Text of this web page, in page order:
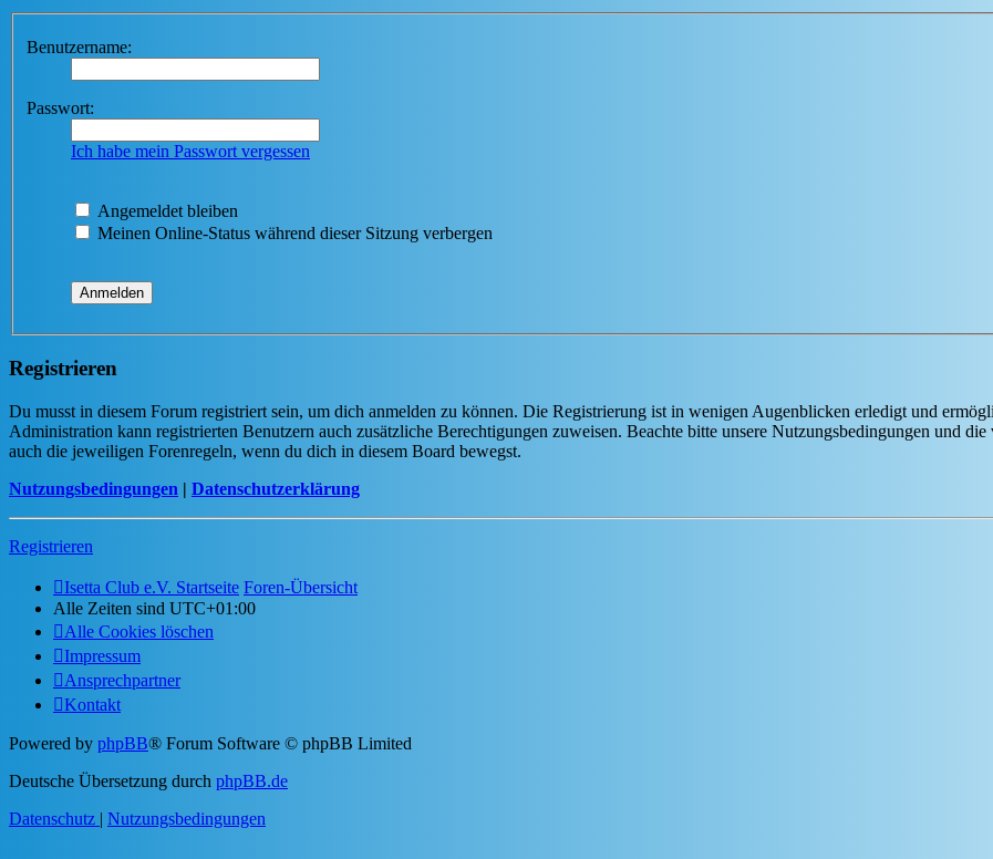
Benutzername:
Passwort:
Ich habe mein Passwort vergessen
Angemeldet bleiben
Meinen Online-Status während dieser Sitzung verbergen
Registrieren
Du musst in diesem Forum registriert sein, um dich anmelden zu können. Die Registrierung ist in wenigen Augenblicken erledigt und
Administration kann registrierten Benutzern auch zusätzliche Berechtigungen zuweisen. Beachte bitte unsere Nutzungsbedingungen und
auch die jeweiligen Forenregeln, wenn du dich in diesem Board bewegst.
Nutzungsbedingungen | Datenschutzerklärung
Registrieren
Isetta Club e.V. Startseite Foren-Übersicht
Alle Zeiten sind UTC+01:00
Alle Cookies löschen
Impressum
Ansprechpartner
Kontakt
Powered by phpBB® Forum Software © phpBB Limited
Deutsche Übersetzung durch phpBB.de
Datenschutz | Nutzungsbedingungen